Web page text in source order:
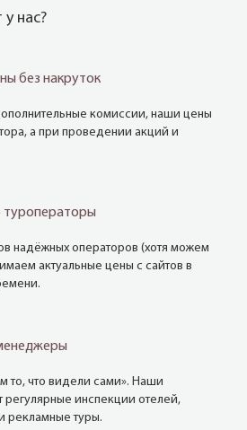
нас?
без накруток
комиссии, наши цены
а при проведении акций и
надёжных операторов (хотя можем
актуальные цены с сайтов в
то, что видели сами». Наши
инспекции отелей,
рекламные туры.